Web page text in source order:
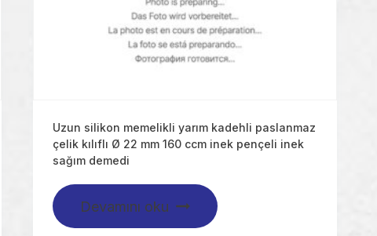
Uzun silikon memelikli yarım kadehli paslanmaz
çelik kılıflı Ø 22 mm 160 ccm inek pençeli inek
sağım demedi
Devamını oku